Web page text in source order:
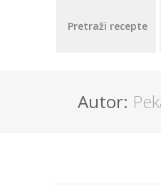
Pretraži recepte
Autor: